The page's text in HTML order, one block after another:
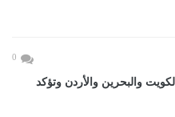
0
والبحرين والأردن وتؤكد